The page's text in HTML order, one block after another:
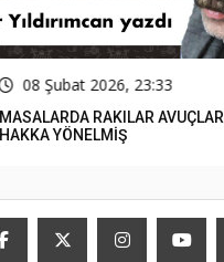
08 Şubat 2026, 23:33
MASALARDA RAKILAR AVUÇLAR
HAKKA YÖNELMİŞ